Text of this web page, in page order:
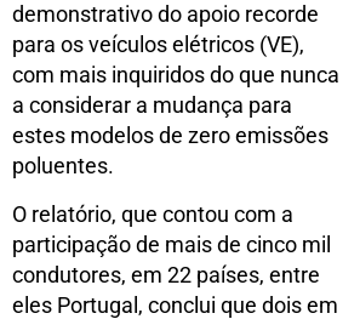
demonstrativo do apoio recorde
para os veículos elétricos (VE),
com mais inquiridos do que nunca
a considerar a mudança para
estes modelos de zero emissões
poluentes.
O relatório, que contou com a
participação de mais de cinco mil
condutores, em 22 países, entre
eles Portugal, conclui que dois em